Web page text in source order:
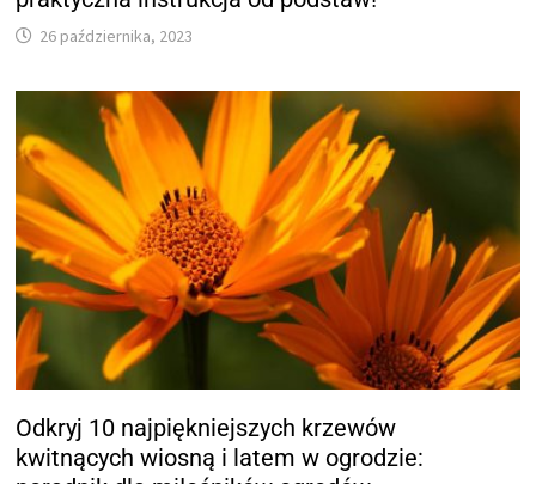
26 października, 2023
Odkryj 10 najpiękniejszych krzewów
kwitnących wiosną i latem w ogrodzie: